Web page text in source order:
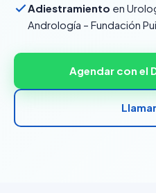
Adiestramiento en
Andrología – Fundación
Agendar con el